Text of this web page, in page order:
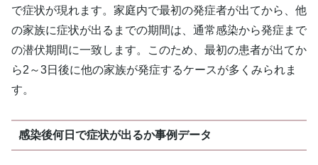
で症状が現れます。家庭内で最初の発症者が出てから、他
の家族に症状が出るまでの期間は、通常感染から発症まで
の潜伏期間に一致します。このため、最初の患者が出てか
ら2～3日後に他の家族が発症するケースが多くみられま
す。
感染後何日で症状が出るか事例データ